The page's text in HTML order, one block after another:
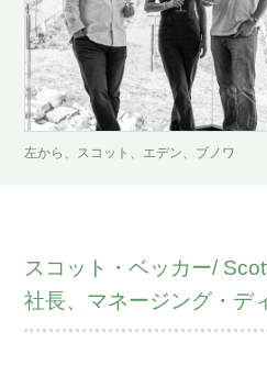
左から、スコット、エデン、ブノワ
スコット・ベッカー/
社長、マネージング・デ